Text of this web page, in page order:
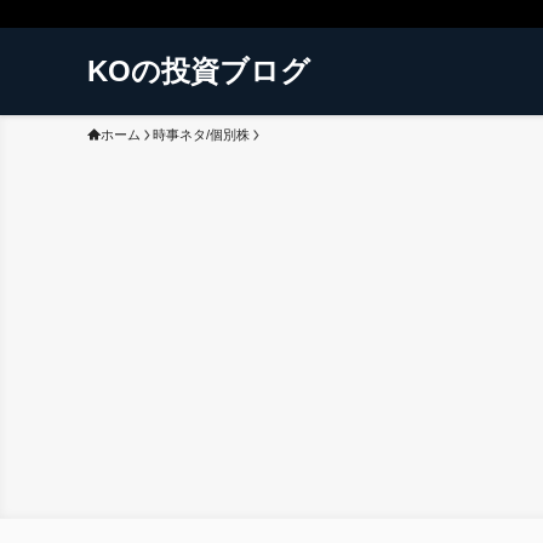
KOの投資ブログ
ホーム 時事ネタ/個別株